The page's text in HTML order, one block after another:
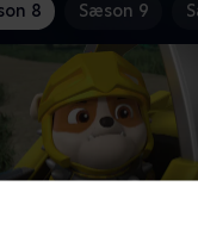
8 Sæson 9